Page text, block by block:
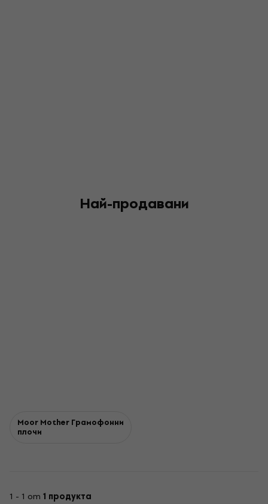
Най-продавани
Moor Mother Грамофонни
плочи
1 - 1 от 1 продукта